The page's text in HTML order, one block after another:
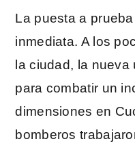
La puesta a
inmediata. A los
la ciudad, la
para combatir un
dimensiones en
bomberos